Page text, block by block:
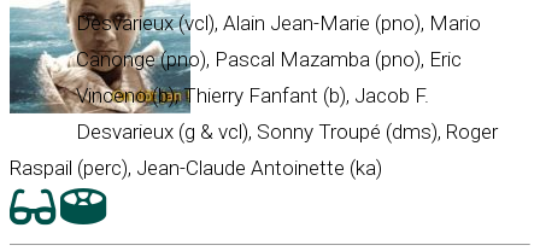
Desvarieux (vcl), Alain Jean-Marie (pno), Mario
Canonge (pno), Pascal Mazamba (pno), Eric
Vinceno (b), Thierry Fanfant (b), Jacob F.
Desvarieux (g & vcl), Sonny Troupé (dms), Roger
Raspail (perc), Jean-Claude Antoinette (ka)